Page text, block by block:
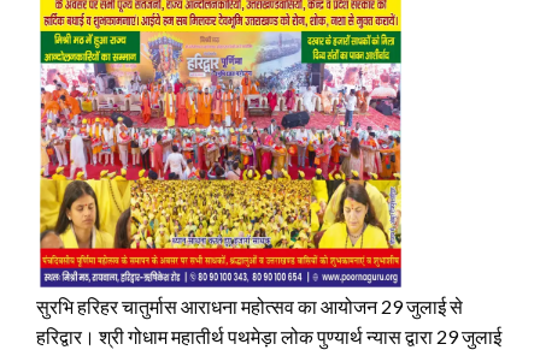
सुरभि हरिहर चातुर्मास आराधना महोत्सव का आयोजन 29 जुलाई से
हरिद्वार। श्री गोधाम महातीर्थ पथमेड़ा लोक पुण्यार्थ न्यास द्वारा 29 जुलाई